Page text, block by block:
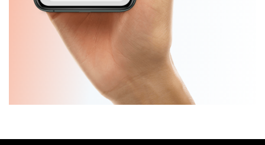
Slide 2 of 5.